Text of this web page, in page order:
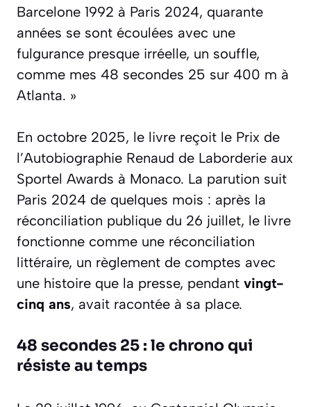
Barcelone 1992 à Paris 2024, quarante
années se sont écoulées avec une
fulgurance presque irréelle, un souffle,
comme mes 48 secondes 25 sur 400 m à
Atlanta. »
En octobre 2025, le livre reçoit le Prix de
l’Autobiographie Renaud de Laborderie aux
Sportel Awards à Monaco. La parution suit
Paris 2024 de quelques mois : après la
réconciliation publique du 26 juillet, le livre
fonctionne comme une réconciliation
littéraire, un règlement de comptes avec
une histoire que la presse, pendant vingt-
cinq ans, avait racontée à sa place.
48 secondes 25 : le chrono qui
résiste au temps